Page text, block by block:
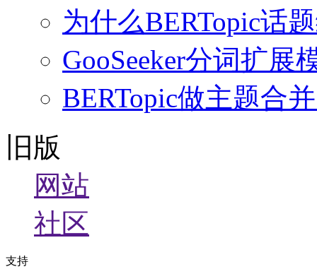
为什么BERTopic话
GooSeeker分词扩展
BERTopic做主题合
旧版
网站
社区
支持